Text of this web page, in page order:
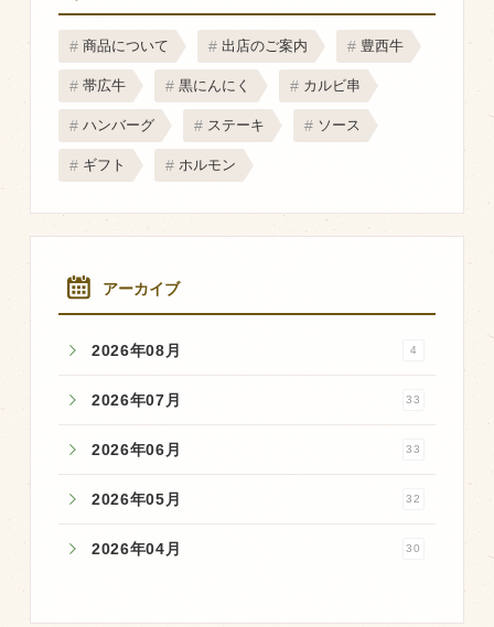
商品について 出店のご案内 豊西牛
帯広牛 黒にんにく カルビ串
ハンバーグ ステーキ ソース
ギフト ホルモン
アーカイブ
2026年08月 4
2026年07月 33
2026年06月 33
2026年05月 32
2026年04月 30
Facebook
Twitter
LINE公式アカウント
Instagram